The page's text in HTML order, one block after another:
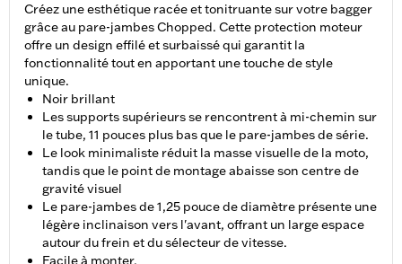
Créez une esthétique racée et tonitruante sur votre bagger
grâce au pare-jambes Chopped. Cette protection moteur
offre un design effilé et surbaissé qui garantit la
fonctionnalité tout en apportant une touche de style
unique.
Noir brillant
Les supports supérieurs se rencontrent à mi-chemin sur
le tube, 11 pouces plus bas que le pare-jambes de série.
Le look minimaliste réduit la masse visuelle de la moto,
tandis que le point de montage abaisse son centre de
gravité visuel
Le pare-jambes de 1,25 pouce de diamètre présente une
légère inclinaison vers l'avant, offrant un large espace
autour du frein et du sélecteur de vitesse.
Facile à monter.